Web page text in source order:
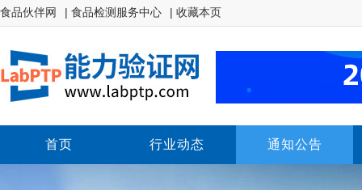
食品伙伴网 | 食品检测服务中心 | 收藏本页
首页 行业动态 通知公告